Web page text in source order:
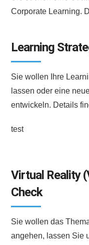
Corporate Learning.
Learning
Sie wollen Ihre
lassen oder eine
entwickeln. Details
test
Virtual Reality
Check
Sie wollen das
angehen, lassen Sie